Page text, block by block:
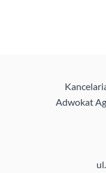
Adwokat